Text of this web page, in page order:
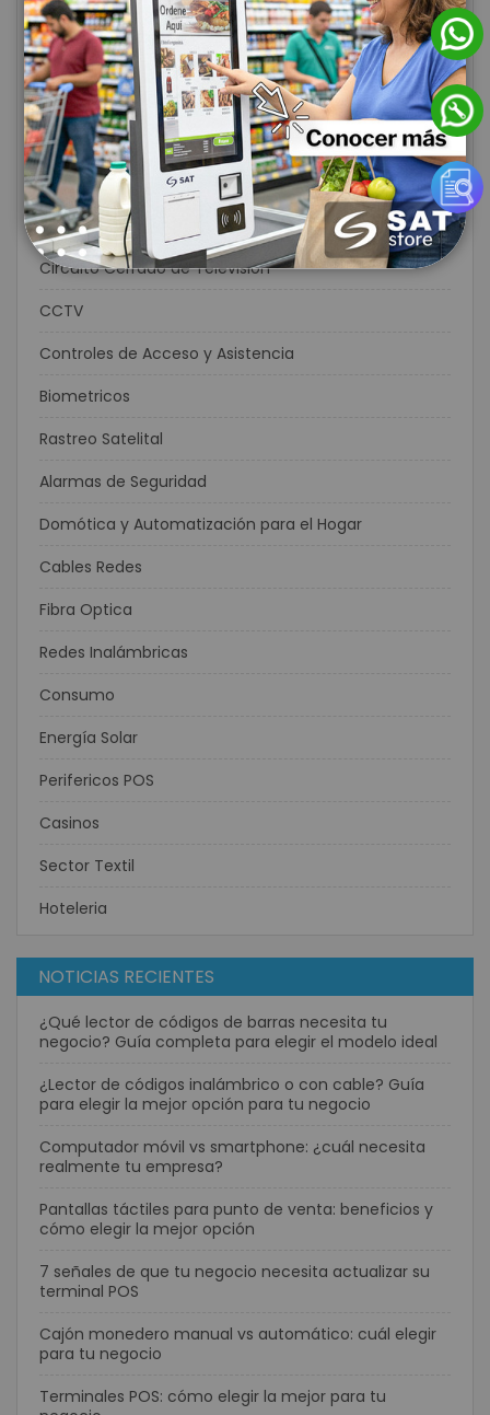
Consumibles
Ribbons
Consumibles para Carnetización
Kioscos
Impresoras Móviles
Protección de Energía Eléctrica
Circuito Cerrado de Televisión
CCTV
Controles de Acceso y Asistencia
Biometricos
Rastreo Satelital
Alarmas de Seguridad
Domótica y Automatización para el Hogar
Cables Redes
Fibra Optica
Redes Inalámbricas
Consumo
Energía Solar
Perifericos POS
Casinos
Sector Textil
Hoteleria
NOTICIAS RECIENTES
¿Qué lector de códigos de barras necesita tu
negocio? Guía completa para elegir el modelo ideal
¿Lector de códigos inalámbrico o con cable? Guía
para elegir la mejor opción para tu negocio
Computador móvil vs smartphone: ¿cuál necesita
realmente tu empresa?
Pantallas táctiles para punto de venta: beneficios y
cómo elegir la mejor opción
7 señales de que tu negocio necesita actualizar su
terminal POS
Cajón monedero manual vs automático: cuál elegir
para tu negocio
Terminales POS: cómo elegir la mejor para tu